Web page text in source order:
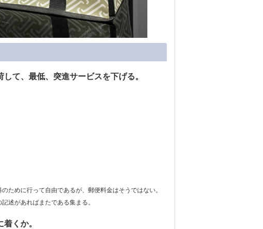
て、最低、突進サービスを下げる。
ために行って自由であるが、郵便料金はそうではない。
述があればまたである集まる。
くか。